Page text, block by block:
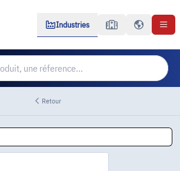
Industries
Retour